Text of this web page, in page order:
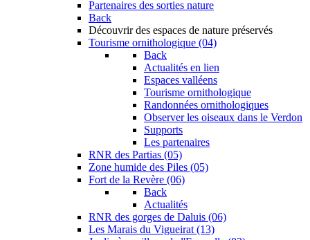
Partenaires des sorties nature
Back
Découvrir des espaces de nature préservés
Tourisme ornithologique (04)
Back
Actualités en lien
Espaces valléens
Tourisme ornithologique
Randonnées ornithologiques
Observer les oiseaux dans le Verdon
Supports
Les partenaires
RNR des Partias (05)
Zone humide des Piles (05)
Fort de la Revère (06)
Back
Actualités
RNR des gorges de Daluis (06)
Les Marais du Vigueirat (13)